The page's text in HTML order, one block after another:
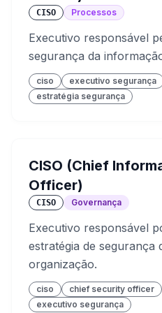
CISO Processos
Executivo responsável
segurança da
ciso executivo segurança
estratégia segurança
CISO (Chief
Officer)
CISO Governança
Executivo responsável
estratégia de segurança
organização.
ciso chief security officer
executivo segurança